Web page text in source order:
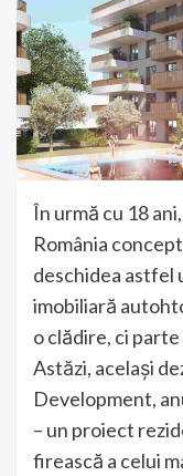
În urmă cu 18
România
deschidea astfel
imobiliară
o clădire, ci
Astăzi, același
Development,
– un proiect
firească a celui